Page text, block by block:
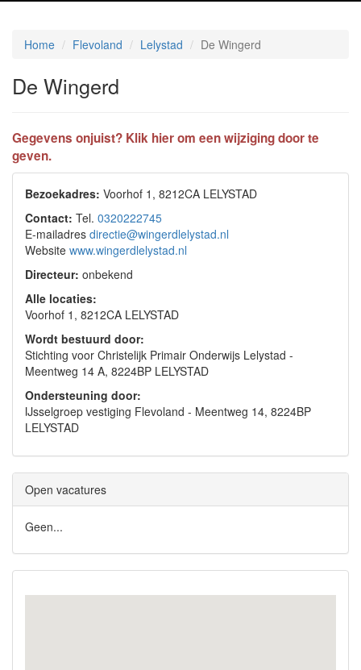
Home Flevoland Lelystad De Wingerd
De Wingerd
Gegevens onjuist? Klik hier om een wijziging door te
geven.
Bezoekadres: Voorhof 1, 8212CA LELYSTAD
Contact: Tel. 0320222745
E-mailadres directie@wingerdlelystad.nl
Website www.wingerdlelystad.nl
Directeur: onbekend
Alle locaties:
Voorhof 1, 8212CA LELYSTAD
Wordt bestuurd door:
Stichting voor Christelijk Primair Onderwijs Lelystad -
Meentweg 14 A, 8224BP LELYSTAD
Ondersteuning door:
IJsselgroep vestiging Flevoland - Meentweg 14, 8224BP
LELYSTAD
Open vacatures
Geen...